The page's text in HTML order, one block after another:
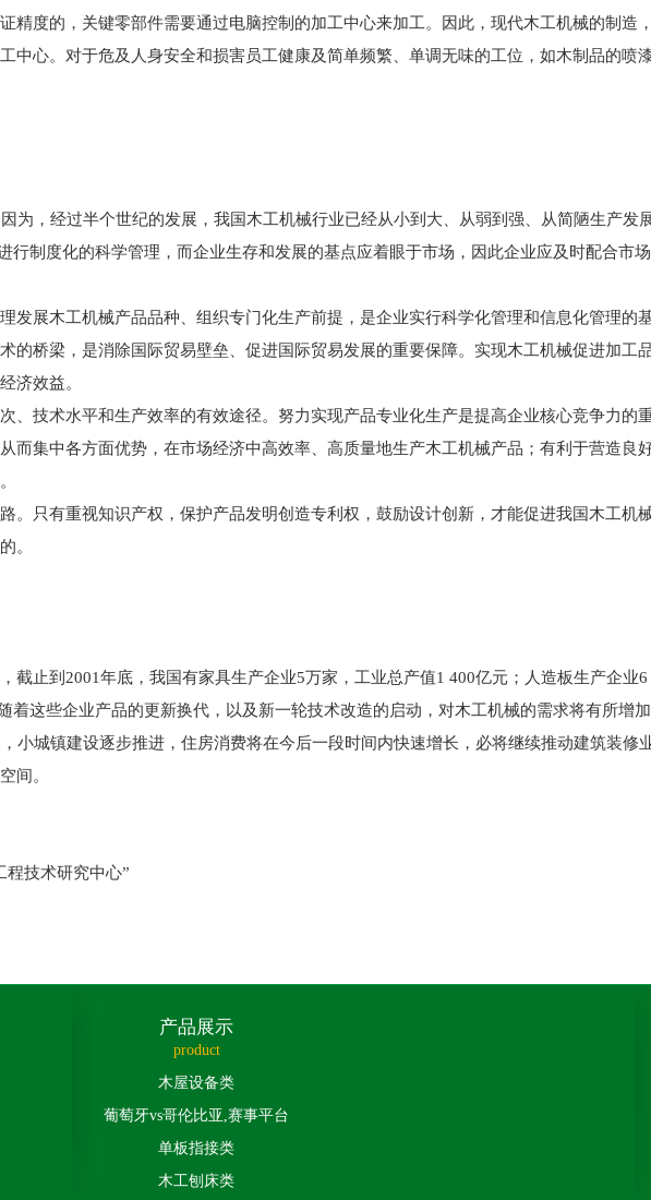
精度的，关键零部件需要通过电脑控制的加工中心来加工。因此，现代木工机械的制造
中心。对于危及人身安全和损害员工健康及简单频繁、单调无味的工位，如木制品的喷
，经过半个世纪的发展，我国木工机械行业已经从小到大、从弱到强、从简陋生产发
制度化的科学管理，而企业生存和发展的基点应着眼于市场，因此企业应及时配合市
展木工机械产品品种、组织专门化生产前提，是企业实行科学化管理和信息化管理的
的桥梁，是消除国际贸易壁垒、促进国际贸易发展的重要保障。实现木工机械促进加工
济效益。
技术水平和生产效率的有效途径。努力实现产品专业化生产是提高企业核心竞争力的
而集中各方面优势，在市场经济中高效率、高质量地生产木工机械产品；有利于营造良
只有重视知识产权，保护产品发明创造专利权，鼓励设计创新，才能促进我国木工机
。
止到2001年底，我国有家具生产企业5万家，工业总产值1 400亿元；人造板生产企业6
着这些企业产品的更新换代，以及新一轮技术改造的启动，对木工机械的需求将有所增
小城镇建设逐步推进，住房消费将在今后一段时间内快速增长，必将继续推动建筑装修
间。
程技术研究中心”
产品展示
product
木屋设备类
葡萄牙vs哥伦比亚,赛事平台
单板指接类
木工刨床类